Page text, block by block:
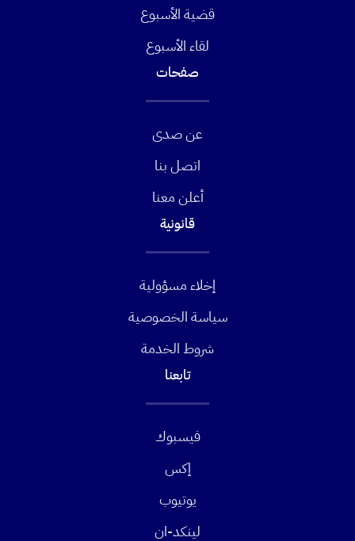
قضية الأسبوع
لقاء الأسبوع
صفحات
عن صدى
اتصل بنا
أعلن معنا
قانونية
إخلاء مسؤولية
سياسة الخصوصية
شروط الخدمة
تابعنا
فيسبوك
إكس
يوتيوب
لينكد-ان